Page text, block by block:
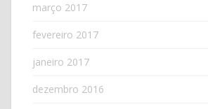
março 2017
fevereiro 2017
janeiro 2017
dezembro 2016